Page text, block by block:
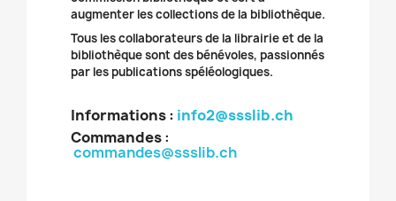
augmenter les collections de la bibliothèque.
Tous les collaborateurs de la librairie et de la
bibliothèque sont des bénévoles, passionnés
par les publications spéléologiques.
Informations : info2@ssslib.ch
Commandes:
commandes@ssslib.ch